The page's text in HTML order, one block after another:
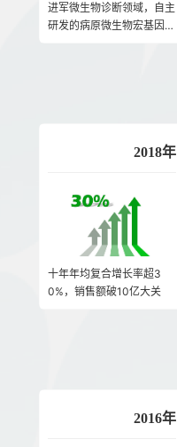
进军微生物诊断领域，自主
研发的病原微生物宏基因组
2018年
十年年均复合增长率超3
0%，销售额破10亿大关
2016年